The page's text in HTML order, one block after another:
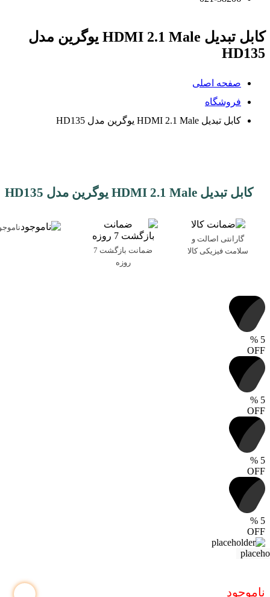
کابل تبدیل HDMI 2.1 Male یوگرین مدل
HD135
صفحه اصلی
فروشگاه
کابل تبدیل HDMI 2.1 Male یوگرین مدل HD135
کابل تبدیل HDMI 2.1 Male یوگرین مدل HD135
گارانتی اصالت و
سلامت فیزیکی کالا
ضمانت بازگشت 7
روزه
5
%
OFF
5
%
OFF
5
%
OFF
5
%
OFF
ناموجود